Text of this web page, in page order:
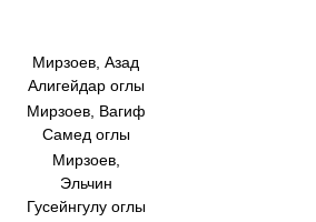
Мирзоев, Азад
Алигейдар оглы
Мирзоев, Вагиф
Самед оглы
Мирзоев,
Эльчин
Гусейнгулу оглы